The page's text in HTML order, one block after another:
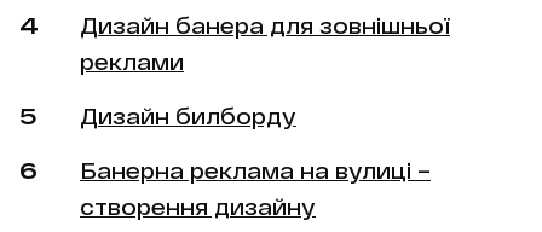
Дизайн банера для зовнішньої
реклами
Дизайн билборду
Банерна реклама на вулиці –
створення дизайну